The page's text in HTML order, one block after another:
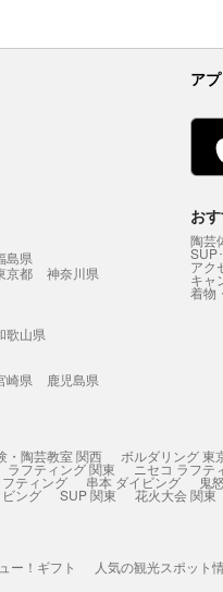
ア
島県
京都
神奈川県
歌山県
崎県
鹿児島県
お
陶芸
SUP
アク
キャ
着物
・陶芸教室 関西 ボルダリング 東
ラフティング 関東 ニセコ ラフテ
ティング 串本 ダイビング 鬼
ング SUP 関東 花火大会 関東
ー！ギフト 人気の観光スポット